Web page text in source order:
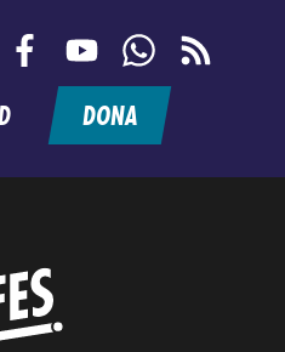
FacebookYouTubeWhatsApp
feed
DONA